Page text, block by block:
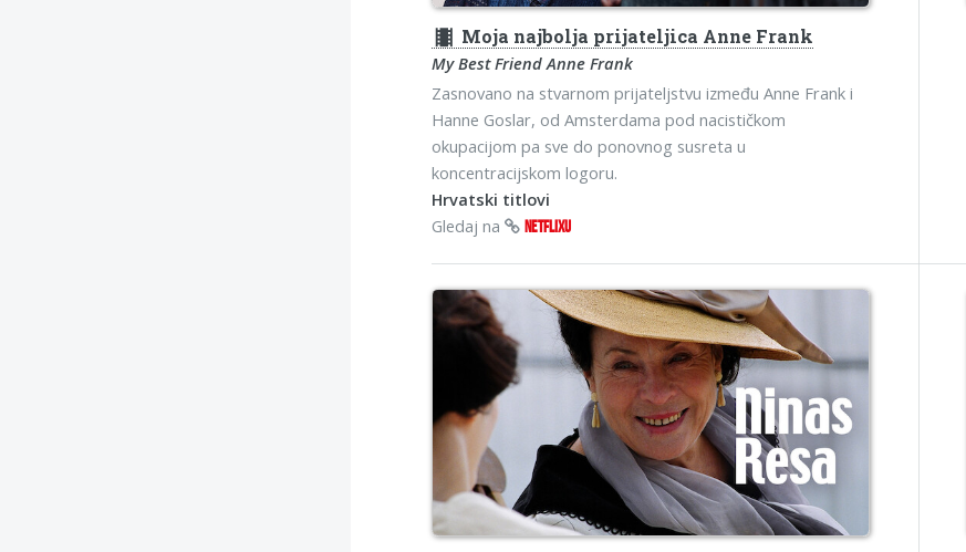
theaters Moja najbolja prijateljica Anne Frank
My Best Friend Anne Frank
Zasnovano na stvarnom prijateljstvu između Anne Frank i
Hanne Goslar, od Amsterdama pod nacističkom
okupacijom pa sve do ponovnog susreta u
koncentracijskom logoru.
Hrvatski titlovi
Gledaj na
NETFLIXU